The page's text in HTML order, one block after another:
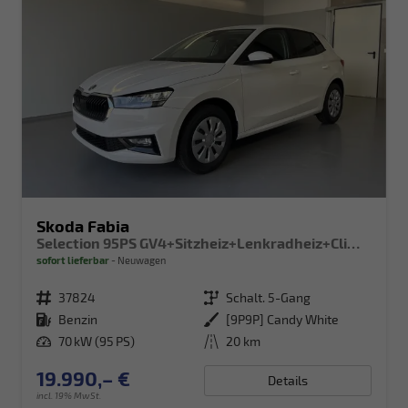
Skoda Fabia
Selection 95PS GV4+Sitzheiz+Lenkradheiz+Climatronic+Sunset+AppConnect+PDC
sofort lieferbar Neuwagen
Fahrzeugnr. 37824 Getriebe Schalt. 5-Gang
Kraftstoff Benzin Außenfarbe
[9P9P] Candy White
Leistung 70 kW (95 PS) Kilometerstand 20 km
19.990,– €
incl. 19% MwSt.
Details